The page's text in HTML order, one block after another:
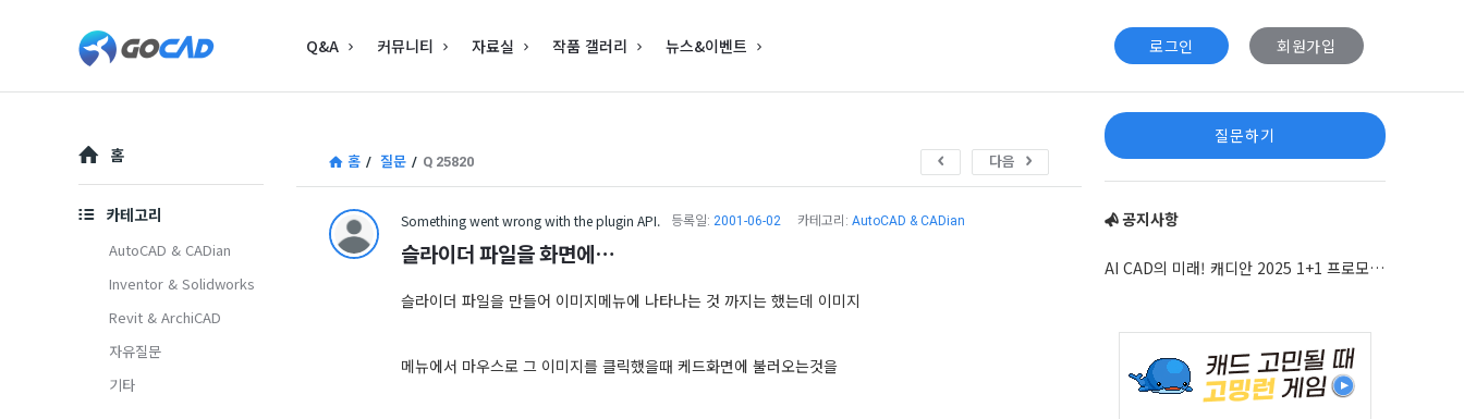
로그인 회원가입
캐
–
캐
(CAD)
캐
드
(CAD)
Q&A 커뮤니티 자료실 작품 갤러리 뉴스&이벤트
홈 / 질문 / Q 25820 다음
Something went wrong with the plugin API. 등록일: 2001-06-02 카테고리: AutoCAD & CADian
슬라이더 파일을 화면에…
슬라이더 파일을 만들어 이미지메뉴에 나타나는 것 까지는 했는데 이미지
메뉴에서 마우스로 그 이미지를 클릭했을때 케드화면에 불러오는것을
Sidebar
질문하기
공지사항
AI CAD의 미래! 캐디안 2025 1+1 프로모션 안내
234x60
Explore
홈
카테고리
AutoCAD & CADian
Inventor & Solidworks
Revit & ArchiCAD
자유질문
기타